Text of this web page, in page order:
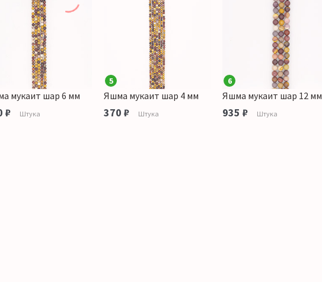
мукаит шар 6 мм
₽ Штука
5
Яшма мукаит шар 4 мм
370 ₽ Штука
6
Яшма мукаит шар 12 мм
935 ₽ Штука